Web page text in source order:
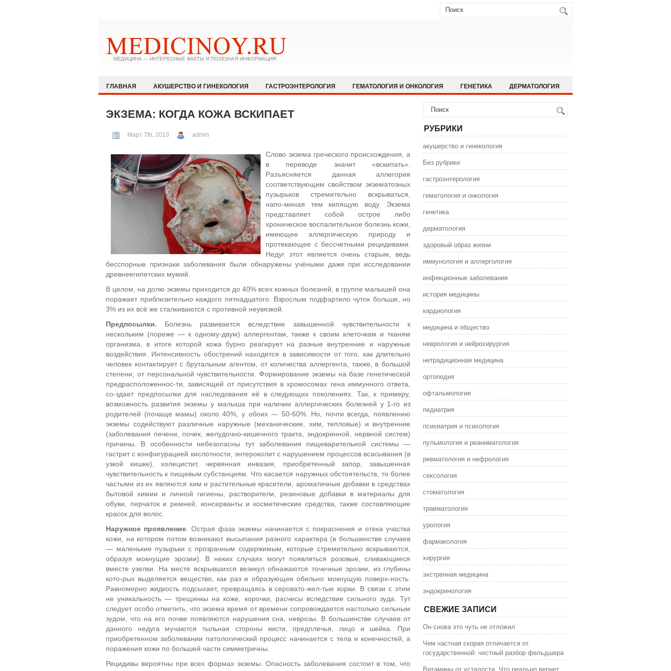
ГЛАВНАЯ АКУШЕРСТВО И ГИНЕКОЛОГИЯ ГАСТРОЭНТЕРОЛОГИЯ ГЕМАТОЛОГИЯ И ОНКОЛОГИЯ ГЕНЕТИКА
ДЕРМАТОЛОГИЯ
ИНФЕКЦИОННЫЕ ЗАБОЛЕВАНИЯ
ИСТОРИЯ МЕДИЦИНЫ
МЕДИЦИНА И ОБЩЕСТВО
ОФТАЛЬМОЛОГИЯ
ПЕДИАТРИЯ
РЕВМАТОЛОГИЯ И НЕФРОЛОГИЯ
СЕКСОЛОГИЯ СТОМАТОЛОГИЯ ТРАВМАТОЛОГИЯ УРОЛОГИЯ
ХИРУРГИЯ
ЭКСТРЕННАЯ МЕДИЦИНА ЭНДОКРИНОЛОГИЯ
ЭКЗЕМА: КОГДА КОЖА ВСКИПАЕТ
Март 7th, 2013 admin
Слово экзема греческого происхождения, а
в переводе значит «вскипать».
Разъясняется данная аллегория
соответствующим свойством экзематозных
пузырьков стремительно вскрываться,
напо-миная тем кипящую воду. Экзема
представляет собой острое либо
хроническое воспалительное болезнь кожи,
имеющее аллергическую природу и
протекающее с бессчетными рецидивами.
Недуг этот является очень старым, ведь
бесспорные признаки заболевания были обнаружены учёными даже при исследовании
древнеегипетских мумий.
В целом, на долю экземы приходится до 40% всех кожных болезней, в группе малышей она
поражает приблизительно каждого пятнадцатого. Взрослым подфартило чуток больше, но
3% из их всё же сталкиваются с противной неувязкой.
Предпосылки. Болезнь развивается вследствие завышенной чувствительности к
нескольким (пореже — к одному-двум) аллергентам, также к своим клеточкам и тканям
организма, в итоге которой кожа бурно реагирует на разные внутренние и наружные
воздействия. Интенсивность обострений находится в зависимости от того, как длительно
человек контактирует с брутальным агентом, от количества аллергента, также, в большой
степени, от персональной чувствительности.
Формирование экземы на базе генетической
предрасположеннос-ти, зависящей от присутствия в хромосомах гена иммунного ответа,
со-здает предпосылки для наследования её в следующих поколениях. Так, к примеру,
возможность развития экземы у малыша при наличии аллергических болезней у 1-го из
родителей (почаще мамы) около 40%, у обоих — 50-60%. Но, почти всегда, появлению
экземы содействуют различные наружные (механические, хим, тепловые) и внутренние
(заболевания печени, почек, желудочно-кишечного тракта, эндокринной, нервной систем)
причины. В особенности небезопасны тут заболевания пищеварительной системы —
гастрит с конфигурацией кислотности, энтероколит с нарушением процессов всасывания (в
узкой кишке), холецистит, червянная инвазия, приобретенный запор, завышенная
чувствительность к пищевым субстанциям. Что касается наружных обстоятельств, то более
частыми из их являются хим и растительные красители, ароматичные добавки в средствах
бытовой химии и личной гигиены, растворители, резиновые добавки в материалы для
обуви, перчаток и ремней, консерванты и косметические средства, также составляющие
красок для волос.
Наружное проявление . Острая фаза экземы начинается с покраснения и отека участка
кожи, на котором потом возникают высыпания разного характера (в большинстве случаев
— маленькие пузырьки с прозрачным содержимым, которые стремительно вскрываются,
образуя мокнущие эрозии). В неких случаях могут появляться розовые, сливающиеся
вместе узелки. На месте вскрывшихся везикул обнажаются точечные эрозии, из глубины
кото-рых выделяется вещество, как раз и образующее обильно мокнущую поверх-ность.
Равномерно жидкость подсыхает, превращаясь в серовато-жел-тые корки. В связи с этим
не уникальность — трещинкы на коже, корочки, расчесы вследствие сильного зуда. Тут
следует особо отметить, что экзема время от времени сопровождается настолько сильным
зудом, что на его почве появляются нарушения сна, неврозы. В большинстве случаев от
данного недуга мучаются тыльная стороны кисти, предплечья, лицо и шейка. При
приобретенном заболевании патологический процесс начинается с тела и конечностей, а
поражения кожи по большей части симметричны.
Рецидивы вероятны при всех формах экземы. Опасность заболевания состоит в том, что
РУБРИКИ
акушерство и гинекология
Без рубрики
гастроэнтерология
гематология и онкология
генетика
дерматология
здоровый образ жизни
иммунология и аллергология
инфекционные заболевания
история медицины
кардиология
медицина и общество
неврология и нейрохирургия
нетрадиционная медицина
ортопедия
офтальмология
педиатрия
психиатрия и психология
пульмология и реаниматология
ревматология и нефрология
сексология
стоматология
травматология
урология
фармакология
хирургия
экстренная медицина
эндокринология
СВЕЖИЕ ЗАПИСИ
Он снова это чуть не отложил
Чем частная скорая отличается от
государственной: честный разбор фельдшера
Витамины от усталости. Что реально вернет